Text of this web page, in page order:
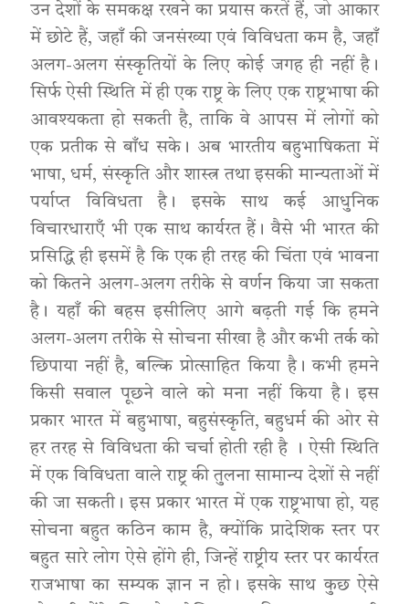
उन देशों के समकक्ष रखने का प्रयास करतें हैं, जो आकार
में छोटे हैं, जहाँ की जनसंख्या एवं विविधता कम है, जहाँ
अलग-अलग संस्कृतियों के लिए कोई जगह ही नहीं है।
सिर्फ ऐसी स्थिति में ही एक राष्ट्र के लिए एक राष्ट्रभाषा की
आवश्यकता हो सकती है, ताकि वे आपस में लोगों को
एक प्रतीक से बाँध सके। अब भारतीय बहुभाषिकता में
भाषा, धर्म, संस्कृति और शास्त्र तथा इसकी मान्यताओं में
पर्याप्त विविधता है। इसके साथ कई आधुनिक
विचारधाराएँ भी एक साथ कार्यरत हैं। वैसे भी भारत की
प्रसिद्धि ही इसमें है कि एक ही तरह की चिंता एवं भावना
को कितने अलग-अलग तरीके से वर्णन किया जा सकता
है। यहाँ की बहस इसीलिए आगे बढ़ती गई कि हमने
अलग-अलग तरीके से सोचना सीखा है और कभी तर्क को
छिपाया नहीं है, बल्कि प्रोत्साहित किया है। कभी हमने
किसी सवाल पूछने वाले को मना नहीं किया है। इस
प्रकार भारत में बहुभाषा, बहुसंस्कृति, बहुधर्म की ओर से
हर तरह से विविधता की चर्चा होती रही है । ऐसी स्थिति
में एक विविधता वाले राष्ट्र की तुलना सामान्य देशों से नहीं
की जा सकती। इस प्रकार भारत में एक राष्ट्रभाषा हो, यह
सोचना बहुत कठिन काम है, क्योंकि प्रादेशिक स्तर पर
बहुत सारे लोग ऐसे होंगे ही, जिन्हें राष्ट्रीय स्तर पर कार्यरत
राजभाषा का सम्यक ज्ञान न हो। इसके साथ कुछ ऐसे